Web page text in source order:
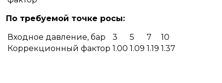
По требуемой точке росы:
Входное давление, бар
3 5 7
10
Коррекционный фактор 1.00 1.09 1.19 1.37